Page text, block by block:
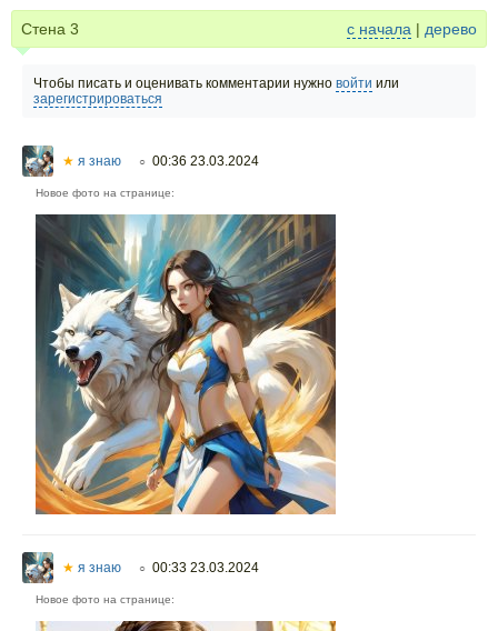
Стена 3 с начала | дерево
Чтобы писать и оценивать комментарии нужно войти или
зарегистрироваться
★ я знаю ○ 00:36 23.03.2024
Новое фото на странице:
★ я знаю ○ 00:33 23.03.2024
Новое фото на странице: